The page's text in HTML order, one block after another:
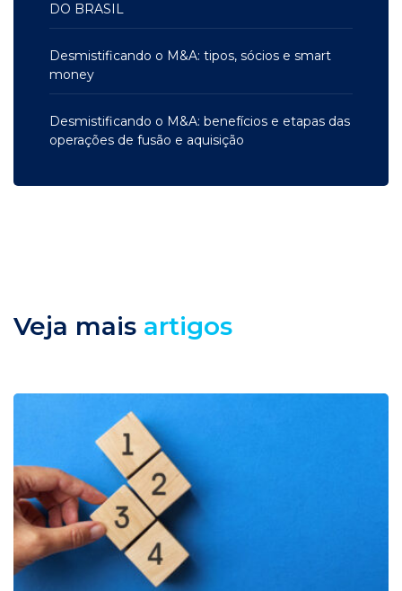
DO BRASIL
Desmistificando o M&A: tipos, sócios e smart
money
Desmistificando o M&A: benefícios e etapas das
operações de fusão e aquisição
Veja mais artigos